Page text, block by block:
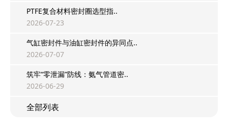
PTFE复合材料密封圈选型指..
2026-07-23
气缸密封件与油缸密封件的异同点..
2026-07-07
筑牢“零泄漏”防线：氨气管道密..
2026-06-29
全部列表